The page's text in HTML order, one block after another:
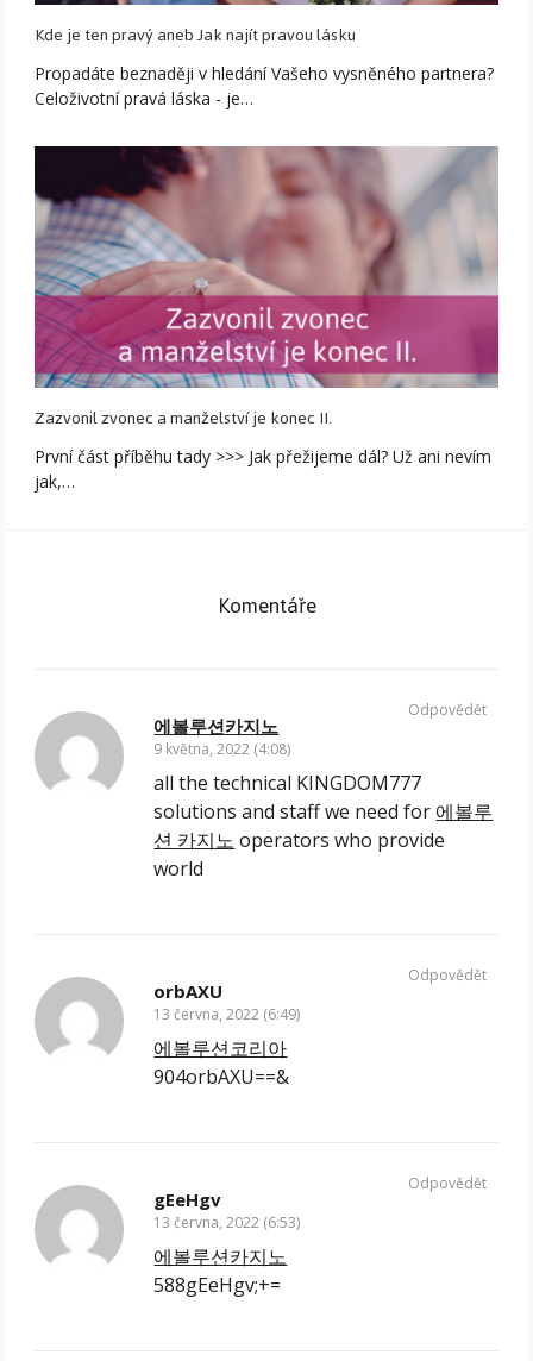
Kde je ten pravý aneb Jak najít pravou lásku
Propadáte beznaději v hledání Vašeho vysněného partnera?
Celoživotní pravá láska - je…
Zazvonil zvonec a manželství je konec II.
První část příběhu tady >>> Jak přežijeme dál? Už ani nevím
jak,…
Komentáře
에볼루션카지노
9 května, 2022 (4:08)
all the technical KINGDOM777
solutions and staff we need for 에볼루
션 카지노 operators who provide
world
Odpovědět
orbAXU
13 června, 2022 (6:49)
에볼루션코리아
904orbAXU==&
Odpovědět
gEeHgv
13 června, 2022 (6:53)
에볼루션카지노
588gEeHgv;+=
Odpovědět